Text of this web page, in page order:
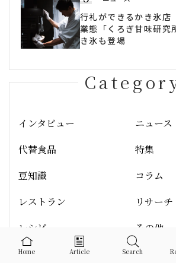
Home Article Search
行礼ができるかき氷店
業態「くろぎ甘味研究
き氷も登場
インタビュー
ニュース
代替食品
特集
豆知識
コラム
レストラン
リサーチ
レシピ
その他